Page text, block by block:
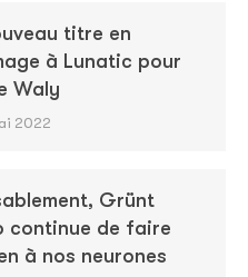
titre en
à Lunatic pour
Waly
2022
Grünt
continue de faire
à nos neurones